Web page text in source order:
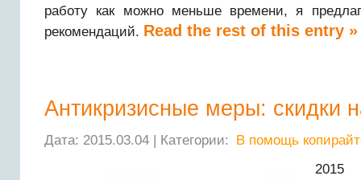
работу как можно меньше времени, я
рекомендаций. Read the rest of this entry »
Антикризисные меры: скидки
Дата: 2015.03.04 | Категории:
В помощь
2015